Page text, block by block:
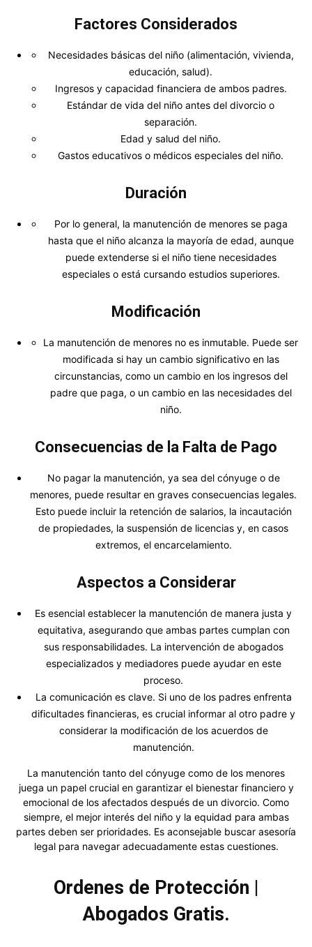
Factores Considerados
Necesidades básicas del niño (alimentación, vivienda,
educación, salud).
Ingresos y capacidad financiera de ambos padres.
Estándar de vida del niño antes del divorcio o
separación.
Edad y salud del niño.
Gastos educativos o médicos especiales del niño.
Duración
Por lo general, la manutención de menores se paga
hasta que el niño alcanza la mayoría de edad, aunque
puede extenderse si el niño tiene necesidades
especiales o está cursando estudios superiores.
Modificación
La manutención de menores no es inmutable. Puede ser
modificada si hay un cambio significativo en las
circunstancias, como un cambio en los ingresos del
padre que paga, o un cambio en las necesidades del
niño.
Consecuencias de la Falta de Pago
No pagar la manutención, ya sea del cónyuge o de
menores, puede resultar en graves consecuencias legales.
Esto puede incluir la retención de salarios, la incautación
de propiedades, la suspensión de licencias y, en casos
extremos, el encarcelamiento.
Aspectos a Considerar
Es esencial establecer la manutención de manera justa y
equitativa, asegurando que ambas partes cumplan con
sus responsabilidades. La intervención de abogados
especializados y mediadores puede ayudar en este
proceso.
La comunicación es clave. Si uno de los padres enfrenta
dificultades financieras, es crucial informar al otro padre y
considerar la modificación de los acuerdos de
manutención.
La manutención tanto del cónyuge como de los menores
juega un papel crucial en garantizar el bienestar financiero y
emocional de los afectados después de un divorcio. Como
siempre, el mejor interés del niño y la equidad para ambas
partes deben ser prioridades. Es aconsejable buscar asesoría
legal para navegar adecuadamente estas cuestiones.
Ordenes de Protección |
Abogados Gratis.